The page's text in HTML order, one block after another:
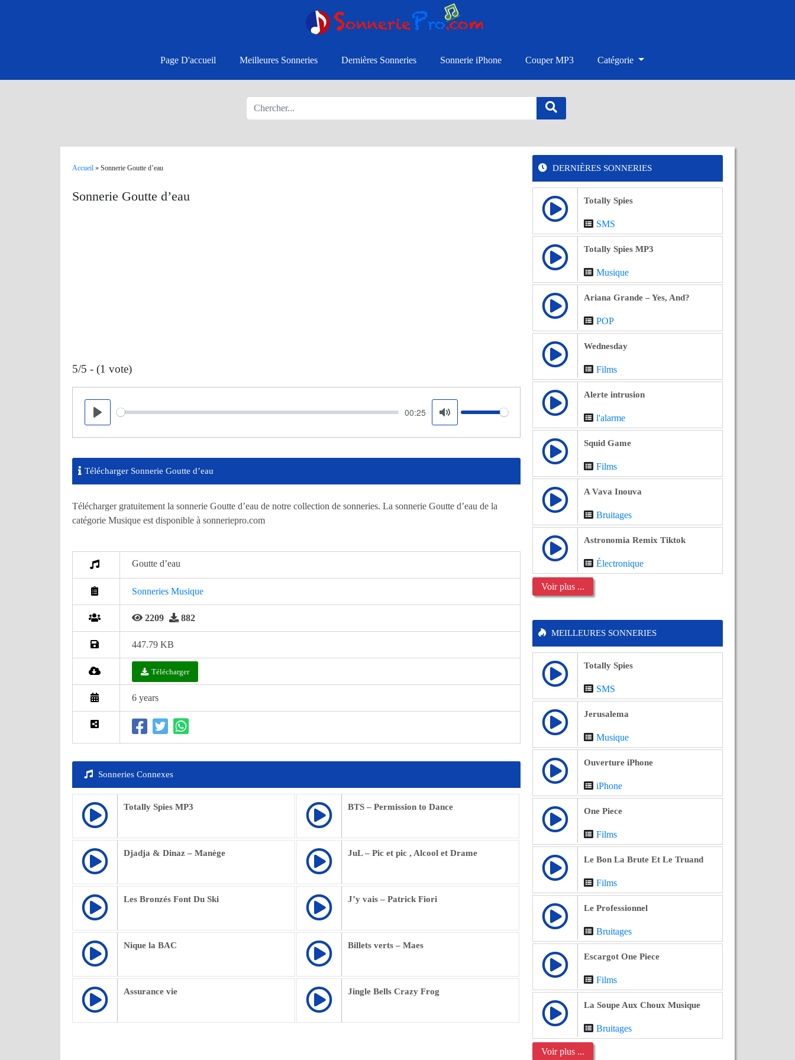
Page D'accueil Meilleures Sonneries Dernières Sonneries Sonnerie iPhone Couper MP3 Catégorie
Accueil » Sonnerie Goutte d’eau
Sonnerie Goutte d’eau
5/5 - (1 vote)
Play
Seek 00:25
Mute
Volume
Télécharger Sonnerie Goutte d’eau
Télécharger gratuitement la sonnerie Goutte d’eau de notre collection de sonneries. La sonnerie Goutte d’eau de la
catégorie Musique est disponible à sonneriepro.com
Goutte d’eau
Sonneries Musique
2209 882
447.79 KB
Télécharger
6 years
Sonneries Connexes
Totally Spies MP3 BTS – Permission to Dance
Djadja & Dinaz – Manège JuL – Pic et pic , Alcool et Drame
Les Bronzés Font Du Ski J’y vais – Patrick Fiori
Nique la BAC Billets verts – Maes
Assurance vie Jingle Bells Crazy Frog
DERNIÈRES SONNERIES
Totally Spies
SMS
Totally Spies MP3
Musique
Ariana Grande – Yes, And?
POP
Wednesday
Films
Alerte intrusion
l'alarme
Squid Game
Films
A Vava Inouva
Bruitages
Astronomia Remix Tiktok
Électronique
Voir plus ...
MEILLEURES SONNERIES
Totally Spies
SMS
Jerusalema
Musique
Ouverture iPhone
iPhone
One Piece
Films
Le Bon La Brute Et Le Truand
Films
Le Professionnel
Bruitages
Escargot One Piece
Films
La Soupe Aux Choux Musique
Bruitages
Voir plus ...